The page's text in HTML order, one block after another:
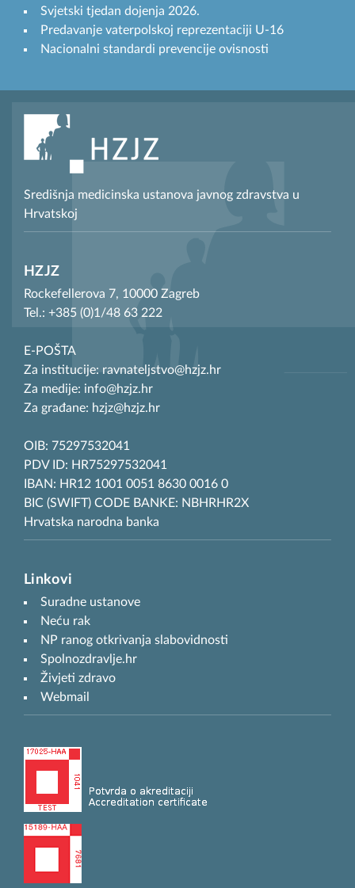
Svjetski tjedan dojenja 2026.
Predavanje vaterpolskoj reprezentaciji U-16
Nacionalni standardi prevencije ovisnosti
Središnja medicinska ustanova javnog zdravstva u
Hrvatskoj
HZJZ
Rockefellerova 7, 10000 Zagreb
Tel.: +385 (0)1/48 63 222
E-POŠTA
Za institucije: ravnateljstvo@hzjz.hr
Za medije: info@hzjz.hr
Za građane: hzjz@hzjz.hr
OIB: 75297532041
PDV ID: HR75297532041
IBAN: HR12 1001 0051 8630 0016 0
BIC (SWIFT) CODE BANKE: NBHRHR2X
Hrvatska narodna banka
Linkovi
Suradne ustanove
Neću rak
NP ranog otkrivanja slabovidnosti
Spolnozdravlje.hr
Živjeti zdravo
Webmail